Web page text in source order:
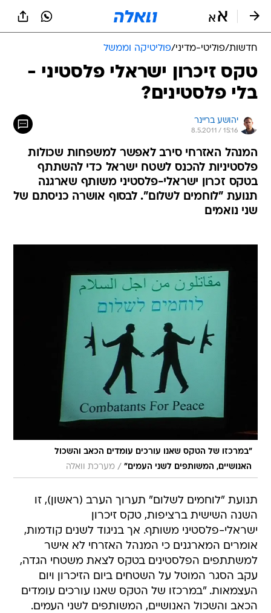
חדשות/פוליטי-מדיני/פוליטיקה וממשל
טקס זיכרון ישראלי פלסטיני -
בלי פלסטינים?
יהושע בריינר
8.5.2011 / 15:16
המנהל האזרחי סירב לאפשר למשפחות שכולות
פלסטיניות להכנס לשטח ישראל כדי להשתתף
בטקס זכרון ישראלי-פלסטיני משותף שארגנה
תנועת "לוחמים לשלום". לבסוף אושרה כניסתם של
שני נואמים
"במרכזו של הטקס שאנו עורכים עומדים הכאב והשכול
האנושיים, המשותפים לשני העמים" / מערכת וואלה
תנועת "לוחמים לשלום" תערוך הערב (ראשון), זו
השנה השישית ברציפות, טקס זיכרון
ישראלי-פלסטיני משותף. אך בניגוד לשנים קודמות,
אומרים המארגנים כי המנהל האזרחי לא אישר
למשתתפים הפלסטינים בטקס לצאת משטחי הגדה,
עקב הסגר המוטל על השטחים ביום הזיכרון ויום
העצמאות. "במרכזו של הטקס שאנו עורכים עומדים
הכאב והשכול האנושיים, המשותפים לשני העמים.